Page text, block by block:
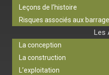
Leçons de l’histoire
Risques associés aux
Les
La conception
La construction
L’exploitation